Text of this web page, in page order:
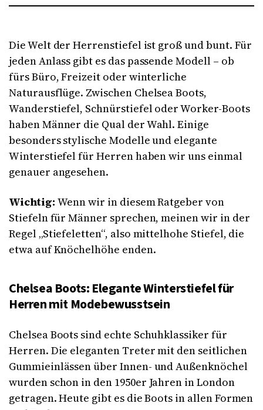
Die Welt der Herrenstiefel ist groß und bunt. Für
jeden Anlass gibt es das passende Modell – ob
fürs Büro, Freizeit oder winterliche
Naturausflüge. Zwischen Chelsea Boots,
Wanderstiefel, Schnürstiefel oder Worker-Boots
haben Männer die Qual der Wahl. Einige
besonders stylische Modelle und elegante
Winterstiefel für Herren haben wir uns einmal
genauer angesehen.
Wichtig: Wenn wir in diesem Ratgeber von
Stiefeln für Männer sprechen, meinen wir in der
Regel „Stiefeletten“, also mittelhohe Stiefel, die
etwa auf Knöchelhöhe enden.
Chelsea Boots: Elegante Winterstiefel für
Herren mit Modebewusstsein
Chelsea Boots sind echte Schuhklassiker für
Herren. Die eleganten Treter mit den seitlichen
Gummieinlässen über Innen- und Außenknöchel
wurden schon in den 1950er Jahren in London
getragen. Heute gibt es die Boots in allen Formen